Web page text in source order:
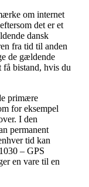
om internet
det er et
dansk
fra tid til anden
de gældende
få bistand, hvis du
primære
for eksempel
I den
permanent
tid kan
– GPS
en vare til en